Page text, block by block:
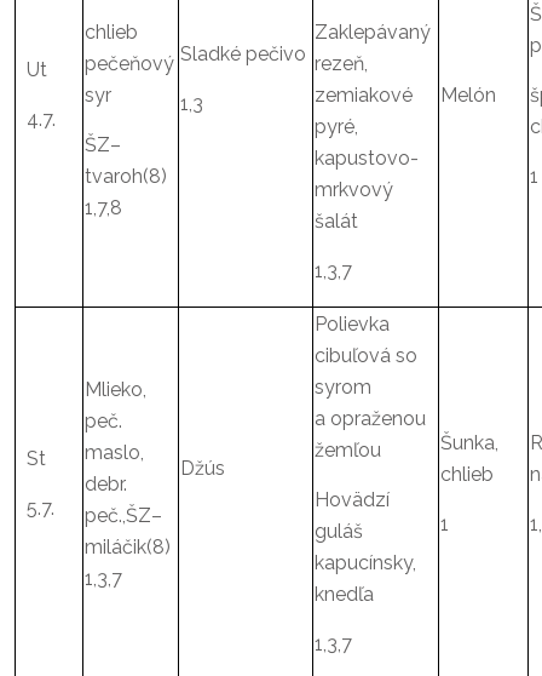
Ut
4.7.
chlieb
pečeňový
syr
ŠZ–
tvaroh(8)
1,7,8
Sladké pečivo
1,3
Zaklepávaný
rezeň,
zemiakové
pyré,
kapustovo-
mrkvový
šalát
1,3,7
Melón
1
St
5.7.
Mlieko,
peč.
maslo,
debr.
peč.,ŠZ–
miláčik(8)
1,3,7
Džús
Polievka
cibuľová so
syrom
a opraženou
žemľou
Hovädzí
guláš
kapucínsky,
knedľa
1,3,7
Šunka,
chlieb
1